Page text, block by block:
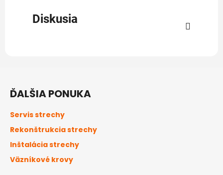
Diskusia
ĎALŠIA PONUKA
Servis strechy
Rekonštrukcia strechy
Inštalácia strechy
Väzníkové krovy